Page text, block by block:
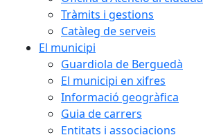
Tràmits i gestions
Catàleg de serveis
El municipi
Guardiola de Berguedà
El municipi en xifres
Informació geogràfica
Guia de carrers
Entitats i associacions